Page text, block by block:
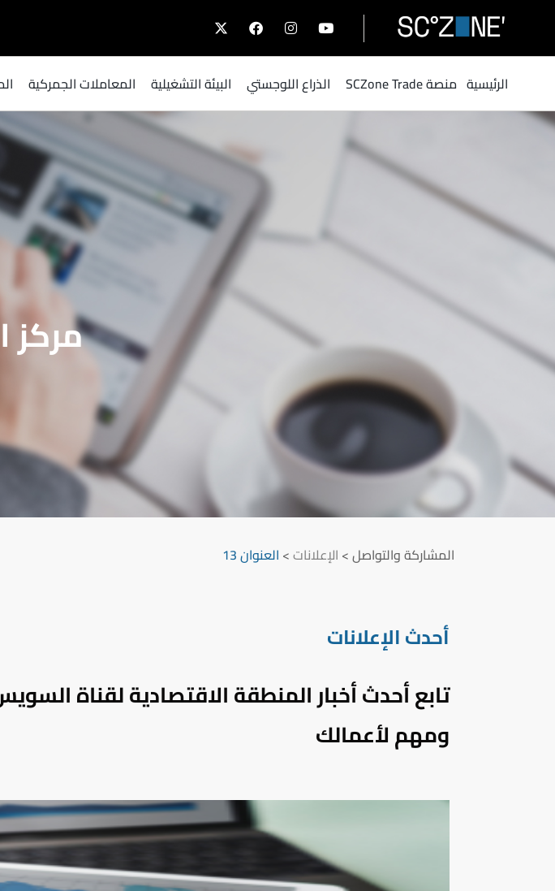
الرئيسية منصة SCZone Trade الذراع اللوجستي البيئة التشغيلية المعاملات الجمركية
مركز
المشاركة والتواصل> الإعلانات> العنوان 13
أحدث الإعلانات
تابع أحدث أخبار المنطقة الاقتصادية لقناة
ومهم لأعمالك